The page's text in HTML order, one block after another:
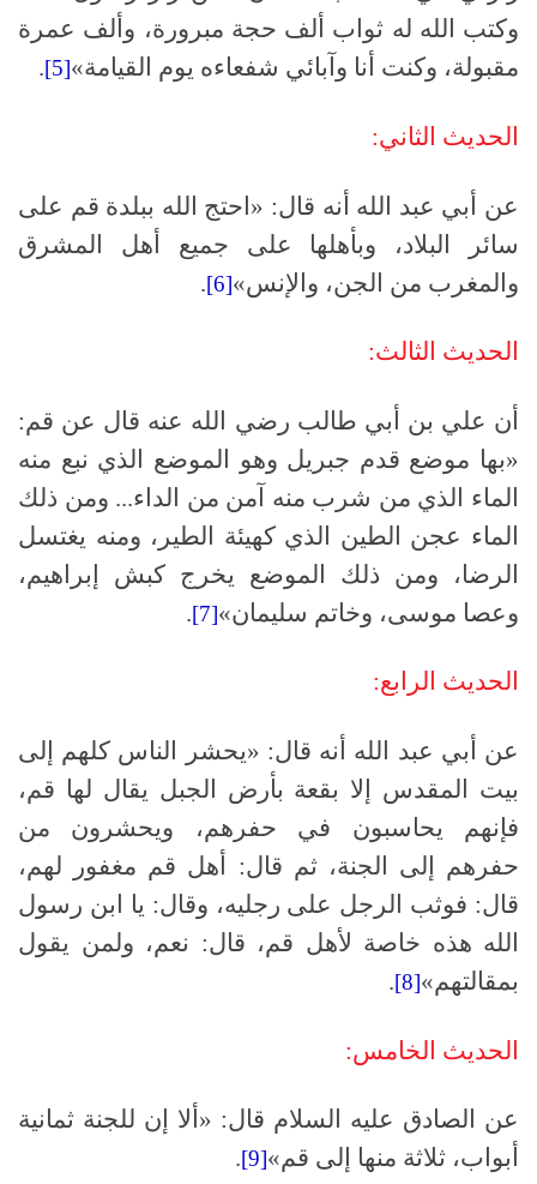
وكتب الله له ثواب ألف حجة مبرورة، وألف عمرة
مقبولة، وكنت أنا وآبائي شفعاءه يوم القيامة»[5]
.
الحديث الثاني:
عن أبي عبد الله أنه قال: «احتج الله ببلدة قم على
سائر البلاد، وبأهلها على جميع أهل المشرق
والمغرب من الجن، والإنس»[6]
.
الحديث الثالث:
أن علي بن أبي طالب رضي الله عنه قال عن قم:
«بها موضع قدم جبريل وهو الموضع الذي نبع منه
الماء الذي من شرب منه آمن من الداء... ومن ذلك
الماء عجن الطين الذي كهيئة الطير، ومنه يغتسل
الرضا، ومن ذلك الموضع يخرج كبش إبراهيم،
وعصا موسى، وخاتم سليمان»[7]
.
الحديث الرابع:
عن أبي عبد الله أنه قال: «يحشر الناس كلهم إلى
بيت المقدس إلا بقعة بأرض الجبل يقال لها قم،
فإنهم يحاسبون في حفرهم، ويحشرون من
حفرهم إلى الجنة، ثم قال: أهل قم مغفور لهم،
قال: فوثب الرجل على رجليه، وقال: يا ابن رسول
الله هذه خاصة لأهل قم، قال: نعم، ولمن يقول
بمقالتهم»[8]
.
الحديث الخامس:
عن الصادق عليه السلام قال: «ألا إن للجنة ثمانية
أبواب، ثلاثة منها إلى قم»[9]
.